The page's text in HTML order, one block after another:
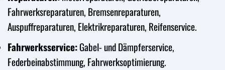
Fahrwerksreparaturen, Bremsenreparaturen,
Auspuffreparaturen, Elektrikreparaturen, Reifenservice.
Fahrwerksservice:Gabel- und Dämpferservice,
Federbeinabstimmung, Fahrwerksoptimierung.